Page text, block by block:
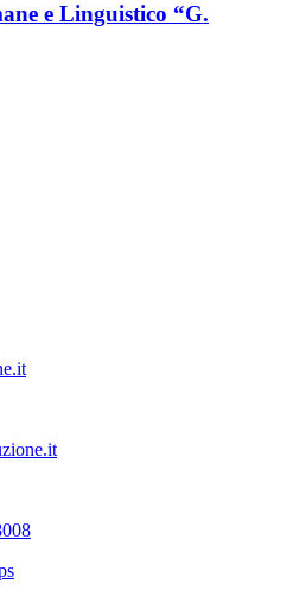
e Linguistico “G.